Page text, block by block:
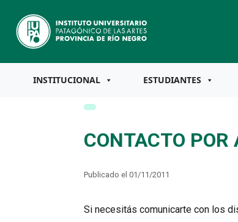
INSTITUCIONAL ESTUDIANTES
CONTACTO POR
Publicado el 01/11/2011
Si necesitás comunicarte con los